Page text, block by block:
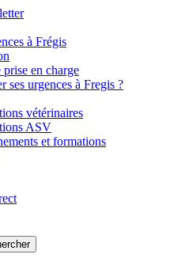
à Frégis
prise en charge
ses urgences à Fregis ?
vétérinaires
ASV
et formations